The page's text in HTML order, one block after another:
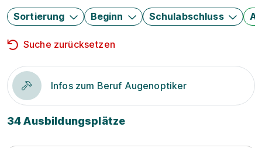
Sortierung Beginn Schulabschluss
Suche zurücksetzen
Infos zum Beruf Augenoptiker
34 Ausbildungsplätze